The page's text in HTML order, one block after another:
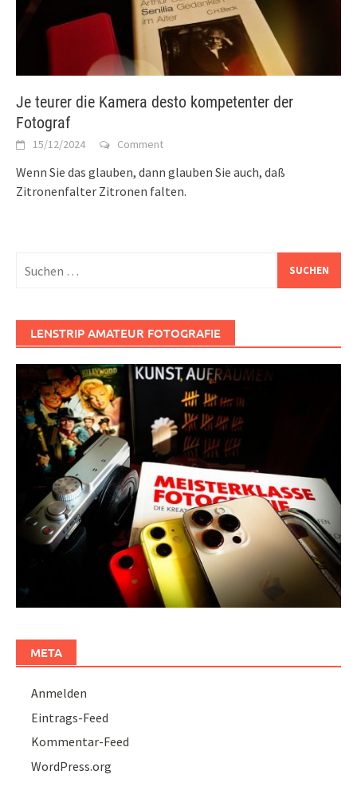
Je teurer die Kamera desto kompetenter der
Fotograf
15/12/2024 Comment
Wenn Sie das glauben, dann glauben Sie auch, daß
Zitronenfalter Zitronen falten.
nach:
LENSTRIP AMATEUR FOTOGRAFIE
META
Anmelden
Eintrags-Feed
Kommentar-Feed
WordPress.org